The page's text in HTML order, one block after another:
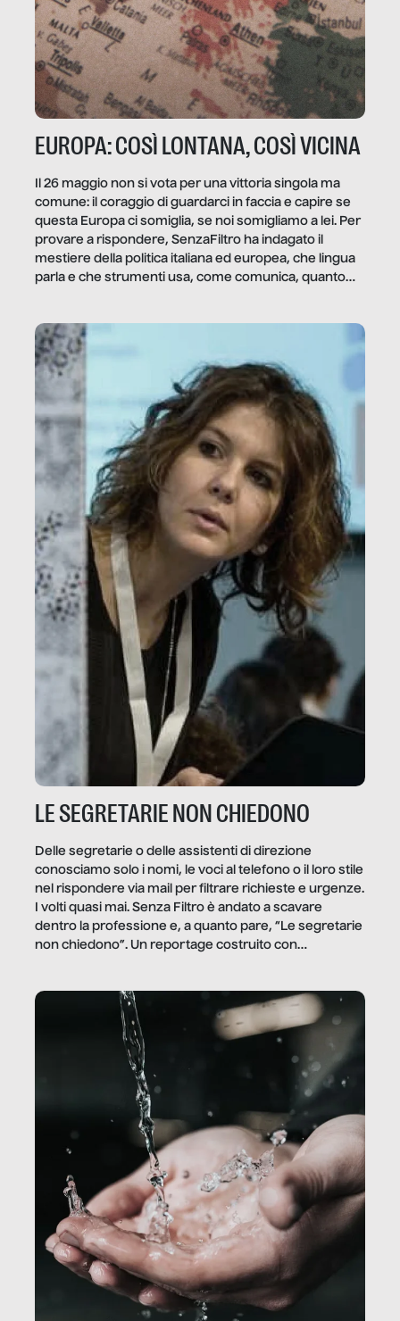
EUROPA: COSÌ LONTANA, COSÌ VICINA
Il 26 maggio non si vota per una vittoria singola ma
comune: il coraggio di guardarci in faccia e capire se
questa Europa ci somiglia, se noi somigliamo a lei. Per
provare a rispondere, SenzaFiltro ha indagato il
mestiere della politica italiana ed europea, che lingua
parla e che strumenti usa, come comunica, quanto
LE SEGRETARIE NON CHIEDONO
Delle segretarie o delle assistenti di direzione
conosciamo solo i nomi, le voci al telefono o il loro stile
nel rispondere via mail per filtrare richieste e urgenze.
I volti quasi mai. Senza Filtro è andato a scavare
dentro la professione e, a quanto pare, “Le segretarie
non chiedono”. Un reportage costruito con